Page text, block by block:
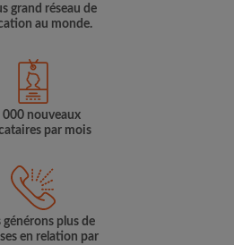
grand réseau de
au monde.
000 nouveaux
par mois
générons plus de
en relation par